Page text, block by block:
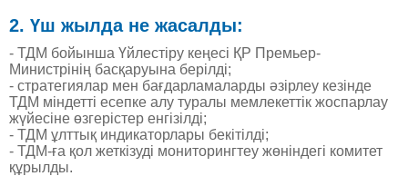
2. Үш жылда не жасалды:
- ТДМ бойынша Үйлестіру кеңесі ҚР Премьер-
Министрінің басқаруына берілді;
- стратегиялар мен бағдарламаларды әзірлеу кезінде
ТДМ міндетті есепке алу туралы мемлекеттік жоспарлау
жүйесіне өзгерістер енгізілді;
- ТДМ ұлттық индикаторлары бекітілді;
- ТДМ-ға қол жеткізуді мониторингтеу жөніндегі комитет
құрылды.